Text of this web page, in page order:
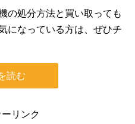
の処分方法と買い取っても
になっている方は、ぜひチ
読む
リンク